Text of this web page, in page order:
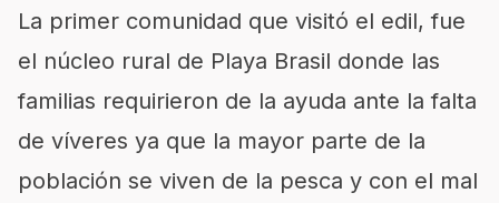
La primer comunidad que visitó el edil, fue
el núcleo rural de Playa Brasil donde las
familias requirieron de la ayuda ante la falta
de víveres ya que la mayor parte de la
población se viven de la pesca y con el mal